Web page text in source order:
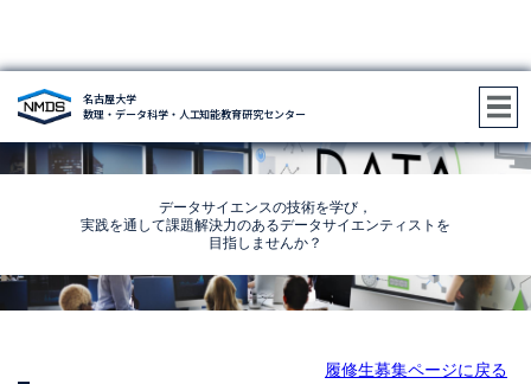
名古屋大学
数理・データ科学・人工知能教育研究センター
2020年度プログラム履修生募集
データサイエンスの技術を学び，
実践を通して課題解決力のあるデータサイエンティストを
目指しませんか？
履修生募集ページに戻る